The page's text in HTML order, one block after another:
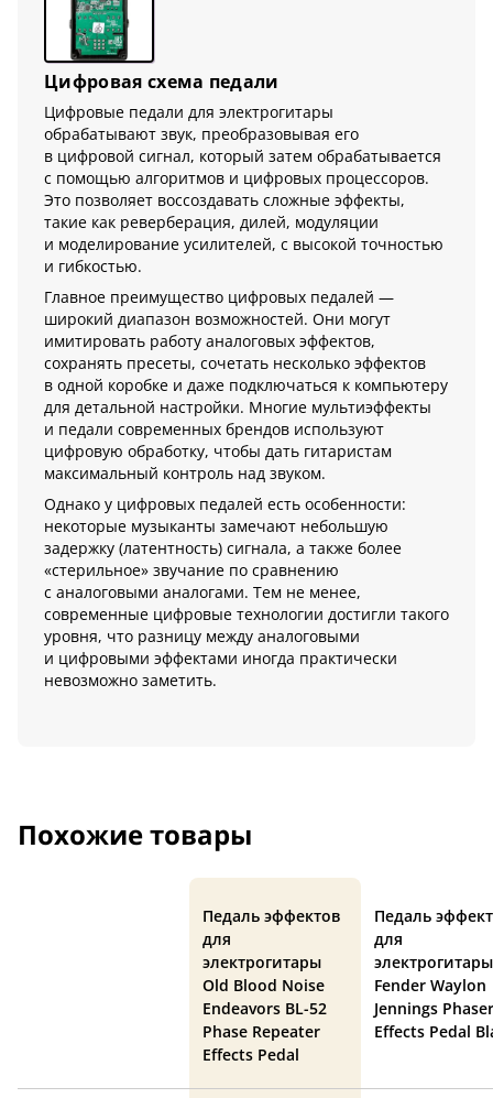
Цифровая схема педали
Цифровые педали для электрогитары
обрабатывают звук, преобразовывая его
в цифровой сигнал, который затем обрабатывается
с помощью алгоритмов и цифровых процессоров.
Это позволяет воссоздавать сложные эффекты,
такие как реверберация, дилей, модуляции
и моделирование усилителей, с высокой точностью
и гибкостью.
Главное преимущество цифровых педалей —
широкий диапазон возможностей. Они могут
имитировать работу аналоговых эффектов,
сохранять пресеты, сочетать несколько эффектов
в одной коробке и даже подключаться к компьютеру
для детальной настройки. Многие мультиэффекты
и педали современных брендов используют
цифровую обработку, чтобы дать гитаристам
максимальный контроль над звуком.
Однако у цифровых педалей есть особенности:
некоторые музыканты замечают небольшую
задержку (латентность) сигнала, а также более
«стерильное» звучание по сравнению
с аналоговыми аналогами. Тем не менее,
современные цифровые технологии достигли такого
уровня, что разницу между аналоговыми
и цифровыми эффектами иногда практически
невозможно заметить.
Похожие товары
Педаль эффектов
для
электрогитары
Old Blood Noise
Endeavors BL-52
Phase Repeater
Effects Pedal
Педаль
для
электрогитары
Fender Waylon
Jennings Phaser
Effects Pedal